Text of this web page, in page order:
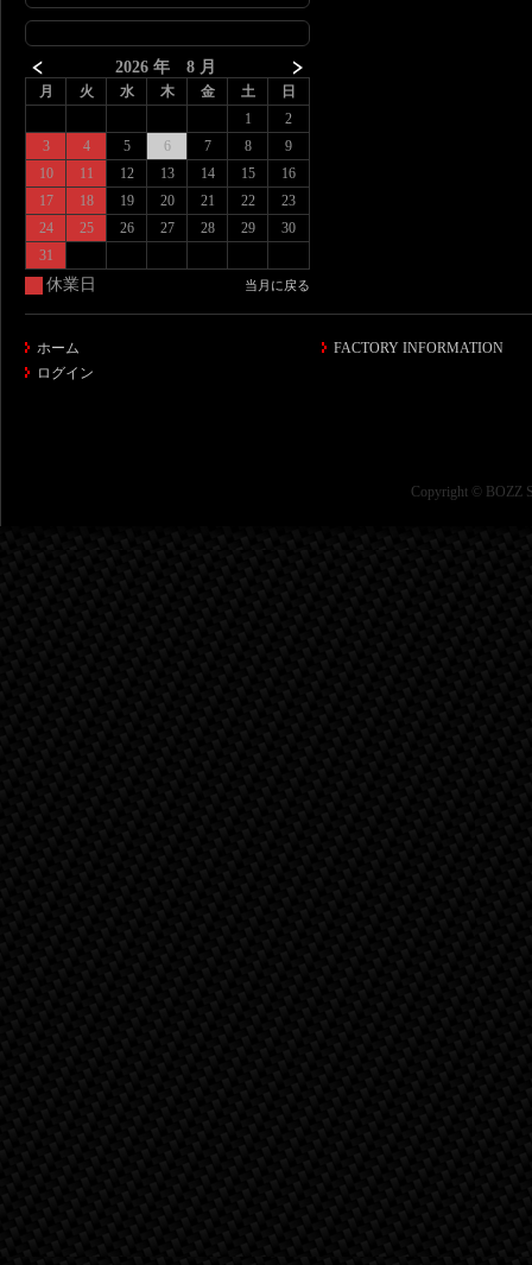
2026 年 8 月
月 火 水 木 金 土
日
1
2
3
4 5 6 7 8
9
10
11 12 13 14 15
16
17
18 19 20 21 22
23
24
25 26 27 28 29
30
31
休業日 当月に戻る
ホーム
ログイン
FACTORY INFORMATION
Copyright © BOZZ